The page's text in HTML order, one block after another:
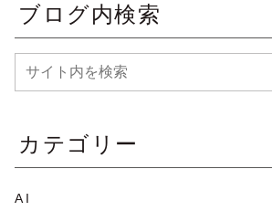
ブログ内検索
カテゴリー
AI